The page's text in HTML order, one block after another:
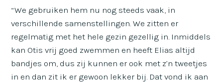
“We gebruiken hem nu nog steeds vaak, in
verschillende samenstellingen. We zitten er
regelmatig met het hele gezin gezellig in. Inmiddels
kan Otis vrij goed zwemmen en heeft Elias altijd
bandjes om, dus zij kunnen er ook met z’n tweetjes
in en dan zit ik er gewoon lekker bij. Dat vond ik aan